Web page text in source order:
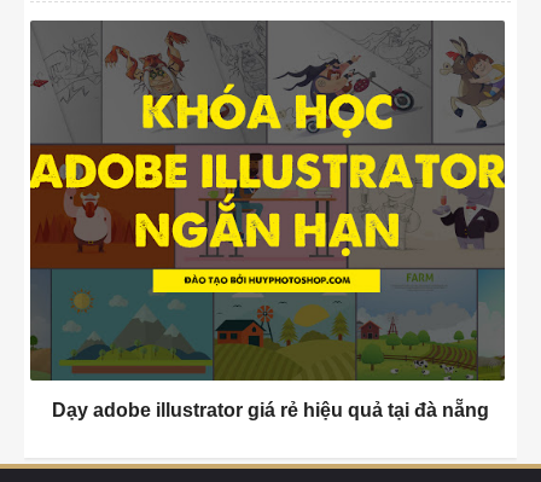
Dạy adobe illustrator giá rẻ hiệu quả tại đà nẵng